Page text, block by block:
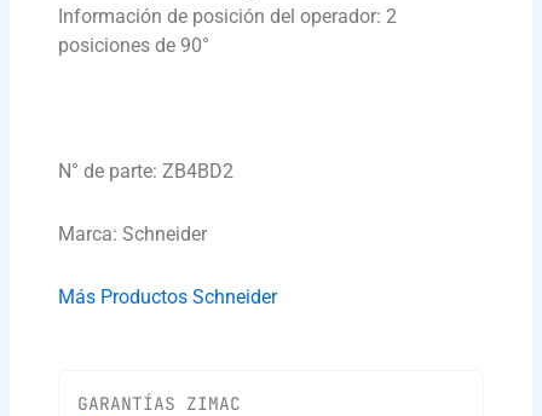
Información de posición del operador: 2
posiciones de 90°
N° de parte: ZB4BD2
Marca: Schneider
Más Productos Schneider
GARANTÍAS ZIMAC